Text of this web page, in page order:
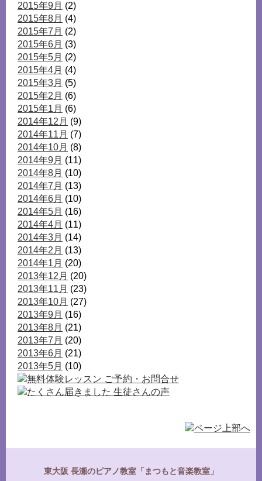
2015年9月 (2)
2015年8月 (4)
2015年7月 (2)
2015年6月 (3)
2015年5月 (2)
2015年4月 (4)
2015年3月 (5)
2015年2月 (6)
2015年1月 (6)
2014年12月 (9)
2014年11月 (7)
2014年10月 (8)
2014年9月 (11)
2014年8月 (10)
2014年7月 (13)
2014年6月 (10)
2014年5月 (16)
2014年4月 (11)
2014年3月 (14)
2014年2月 (13)
2014年1月 (20)
2013年12月 (20)
2013年11月 (23)
2013年10月 (27)
2013年9月 (16)
2013年8月 (21)
2013年7月 (20)
2013年6月 (21)
2013年5月 (10)
東大阪 長瀬のピアノ教室「まつもと音楽教室」